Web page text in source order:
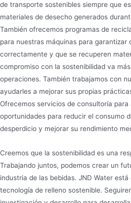
de transporte sostenibles siempre que
materiales de desecho generados
También ofrecemos programas de
para nuestras máquinas para garantizar
correctamente y que se recuperen
compromiso con la sostenibilidad va
operaciones. También trabajamos con
ayudarles a mejorar sus propias
Ofrecemos servicios de consultoría
oportunidades para reducir el consumo
desperdicio y mejorar su rendimiento
Creemos que la sostenibilidad es una
Trabajando juntos, podemos crear un
industria de las bebidas. JND Water
tecnología de relleno sostenible.